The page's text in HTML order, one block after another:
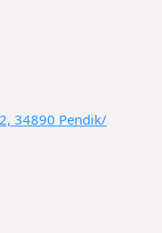
34890 Pendik/